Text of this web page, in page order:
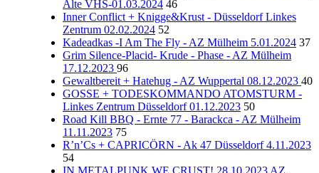
Alte VHS-01.03.2024 46
Inner Conflict + Knigge&Krust - Düsseldorf Linkes
Zentrum 02.02.2024 52
Kadeadkas -I Am The Fly - AZ Mülheim 5.01.2024 37
Grim Silence-Placid- Krude - Phase - AZ Mülheim
17.12.2023 96
Gewaltbereit + Hatehug - AZ Wuppertal 08.12.2023 40
GOSSE + TODESKOMMANDO ATOMSTURM -
Linkes Zentrum Düsseldorf 01.12.2023 50
Road Kill BBQ - Ernte 77 - Barackca - AZ Mülheim
11.11.2023 75
R’n’Cs + CAPRICÖRN - Ak 47 Düsseldorf 4.11.2023
54
IN METALPUNK WE CRUST! 28.10.2023 AZ